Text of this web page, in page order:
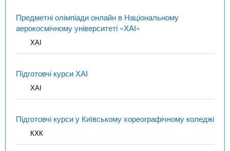
Предметні олімпіади онлайн в Національному
аерокосмічному університеті «ХАІ»
ХАІ
Підготовчі курси ХАІ
ХАІ
Підготовчі курси у Київському хореографічному коледжі
КХК